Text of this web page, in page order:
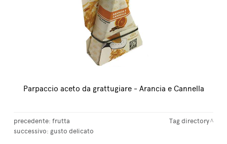
Parpaccio aceto da grattugiare - Arancia e Cannella
precedente: frutta
successivo: gusto delicato
Tag directory